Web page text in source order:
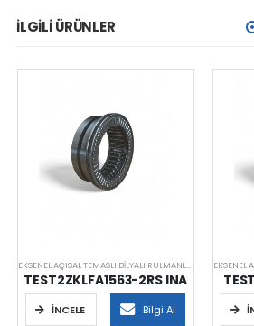
İLGILI ÜRÜNLER
TEST2ZKLFA1563-2RS INA
İNCELE Bilgi Al